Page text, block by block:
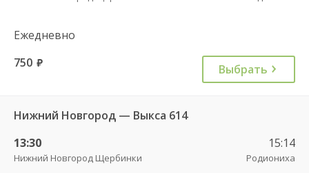
Ежедневно
750 руб. Выбрать
Нижний Новгород — Выкса 614
13:30
Нижний Новгород Щербинки
15:14
Родиониха